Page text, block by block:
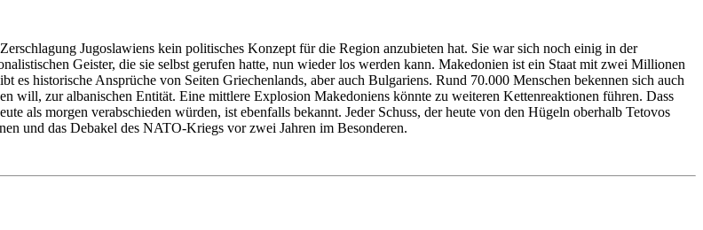
Jugoslawiens kein politisches Konzept für die Region anzubieten hat. Sie war sich noch einig in der
Geister, die sie selbst gerufen hatte, nun wieder los werden kann. Makedonien ist ein Staat mit zwei Millionen
historische Ansprüche von Seiten Griechenlands, aber auch Bulgariens. Rund 70.000 Menschen bekennen sich auch
will, zur albanischen Entität. Eine mittlere Explosion Makedoniens könnte zu weiteren Kettenreaktionen führen. Dass
als morgen verabschieden würden, ist ebenfalls bekannt. Jeder Schuss, der heute von den Hügeln oberhalb Tetovos
und das Debakel des NATO-Kriegs vor zwei Jahren im Besonderen.